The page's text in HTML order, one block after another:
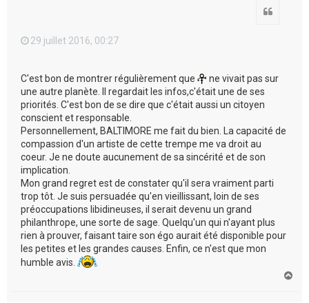
29 juillet 2016, 00:27
C'est bon de montrer régulièrement que
ne vivait pas sur
une autre planète. Il regardait les infos,c'était une de ses
priorités. C'est bon de se dire que c'était aussi un citoyen
conscient et responsable.
Personnellement, BALTIMORE me fait du bien. La capacité de
compassion d'un artiste de cette trempe me va droit au
coeur. Je ne doute aucunement de sa sincérité et de son
implication.
Mon grand regret est de constater qu'il sera vraiment parti
trop tôt. Je suis persuadée qu'en vieillissant, loin de ses
préoccupations libidineuses, il serait devenu un grand
philanthrope, une sorte de sage. Quelqu'un qui n'ayant plus
rien à prouver, faisant taire son égo aurait été disponible pour
les petites et les grandes causes. Enfin, ce n'est que mon
humble avis.